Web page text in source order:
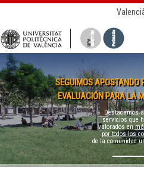
SEGUIMOS APOSTANDO
EVALUACIÓN PARA LA
Destacamos
servicios que
valorados en
por todos los
de la comunidad